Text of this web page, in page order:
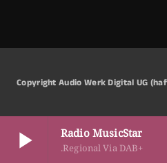
play_arrow Radio MusicStar
.Regional Via DAB+
Copyright Audio Werk Digital UG